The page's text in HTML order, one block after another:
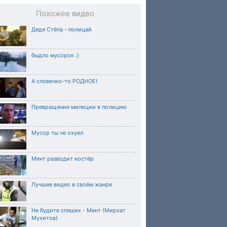
Похожее видео
Дядя Стёпа - полицай
быдло мусорок :)
А словечко-то РОДНОЕ!
Превращение милиции в полицию
Мусор ты че охуел
Мент разводит костёр
Лучшее видео в своём жанре
Не будите спяших - Мент (Мирхат
Мухитов)